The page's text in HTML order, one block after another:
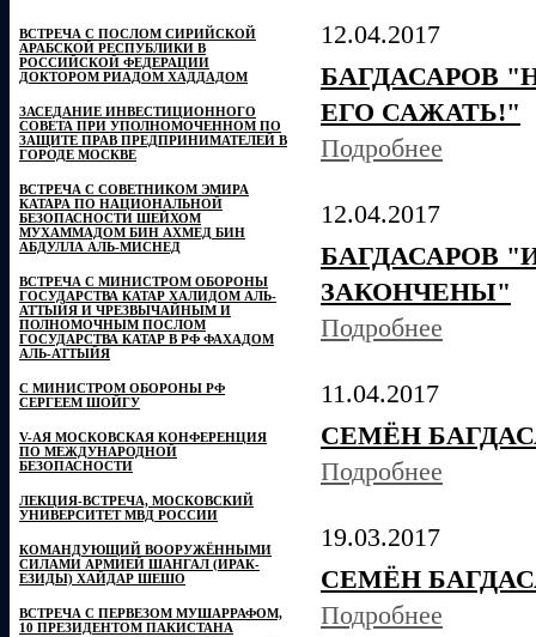
ВСТРЕЧА С ПОСЛОМ СИРИЙСКОЙ
АРАБСКОЙ РЕСПУБЛИКИ В
РОССИЙСКОЙ ФЕДЕРАЦИИ
ДОКТОРОМ РИАДОМ ХАДДАДОМ
ЗАСЕДАНИЕ ИНВЕСТИЦИОННОГО
СОВЕТА ПРИ УПОЛНОМОЧЕННОМ ПО
ЗАЩИТЕ ПРАВ ПРЕДПРИНИМАТЕЛЕЙ В
ГОРОДЕ МОСКВЕ
ВСТРЕЧА С СОВЕТНИКОМ ЭМИРА
КАТАРА ПО НАЦИОНАЛЬНОЙ
БЕЗОПАСНОСТИ ШЕЙХОМ
МУХАММАДОМ БИН АХМЕД БИН
АБДУЛЛА АЛЬ-МИСНЕД
ВСТРЕЧА С МИНИСТРОМ ОБОРОНЫ
ГОСУДАРСТВА КАТАР ХАЛИДОМ АЛЬ-
АТТЫЙЯ И ЧРЕЗВЫЧАЙНЫМ И
ПОЛНОМОЧНЫМ ПОСЛОМ
ГОСУДАРСТВА КАТАР В РФ ФАХАДОМ
АЛЬ-АТТЫЙЯ
С МИНИСТРОМ ОБОРОНЫ РФ
СЕРГЕЕМ ШОЙГУ
V-АЯ МОСКОВСКАЯ КОНФЕРЕНЦИЯ
ПО МЕЖДУНАРОДНОЙ
БЕЗОПАСНОСТИ
ЛЕКЦИЯ-ВСТРЕЧА, МОСКОВСКИЙ
УНИВЕРСИТЕТ МВД РОССИИ
КОМАНДУЮЩИЙ ВООРУЖЁННЫМИ
СИЛАМИ АРМИЕЙ ШАНГАЛ (ИРАК-
ЕЗИДЫ) ХАЙДАР ШЕШО
ВСТРЕЧА С ПЕРВЕЗОМ МУШАРРАФОМ,
10 ПРЕЗИДЕНТОМ ПАКИСТАНА
12.04.2017
БАГДАСАРОВ
ЕГО САЖАТЬ!"
Подробнее
12.04.2017
БАГДАСАРОВ
ЗАКОНЧЕНЫ"
Подробнее
11.04.2017
СЕМЁН
Подробнее
19.03.2017
СЕМЁН
Подробнее